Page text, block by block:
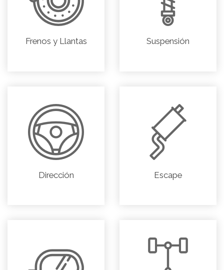
Frenos y Llantas Suspensión
Dirección Escape